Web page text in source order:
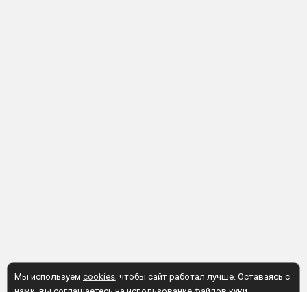
Мы используем cookies, чтобы сайт работал лучше. Оставаясь с